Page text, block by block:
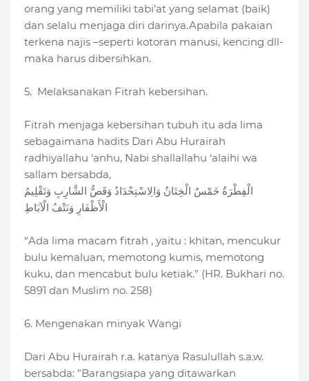
orang yang memiliki tabi’at yang selamat (baik)
dan selalu menjaga diri darinya.Apabila pakaian
terkena najis –seperti kotoran manusi, kencing dll-
maka harus dibersihkan.
5. Melaksanakan Fitrah kebersihan.
Fitrah menjaga kebersihan tubuh itu ada lima
sebagaimana hadits Dari Abu Hurairah
radhiyallahu ‘anhu, Nabi shallallahu ‘alaihi wa
sallam bersabda,
الْفِطْرَةُ خَمْسٌ الْخِتَانُ وَالِاسْتِحْدَادُ وَقَصُّ الشَّارِبِ وَتَقْلِيمُ
الْأَظْفَارِ وَنَتْفُ الْآبَاطِ
“Ada lima macam fitrah , yaitu : khitan, mencukur
bulu kemaluan, memotong kumis, memotong
kuku, dan mencabut bulu ketiak.” (HR. Bukhari no.
5891 dan Muslim no. 258)
6. Mengenakan minyak Wangi
Dari Abu Hurairah r.a. katanya Rasulullah s.a.w.
bersabda: "Barangsiapa yang ditawarkan